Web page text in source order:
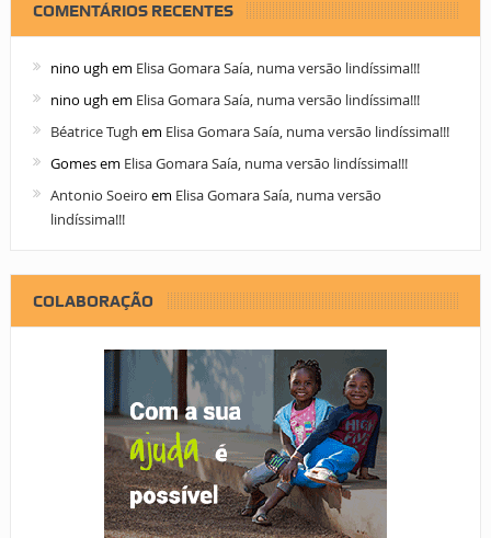
COMENTÁRIOS RECENTES
nino ugh em Elisa Gomara Saía, numa versão lindíssima!!!
nino ugh em Elisa Gomara Saía, numa versão lindíssima!!!
Béatrice Tugh em Elisa Gomara Saía, numa versão lindíssima!!!
Gomesem Elisa Gomara Saía, numa versão lindíssima!!!
Antonio Soeiro em Elisa Gomara Saía, numa versão
lindíssima!!!
COLABORAÇÃO